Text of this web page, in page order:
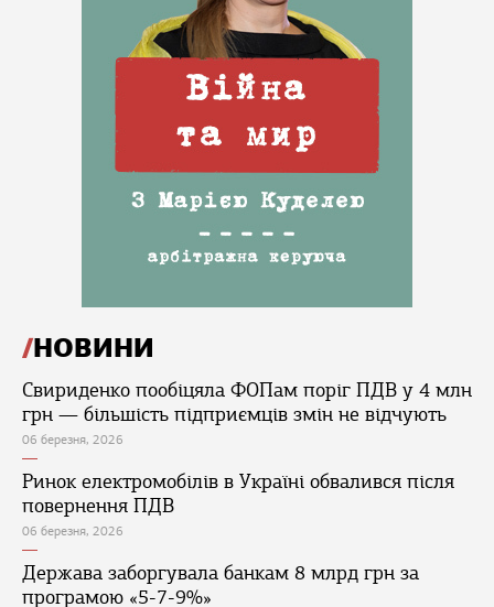
НОВИНИ
Свириденко пообіцяла ФОПам поріг ПДВ у 4 млн
грн — більшість підприємців змін не відчують
06 березня, 2026
Ринок електромобілів в Україні обвалився після
повернення ПДВ
06 березня, 2026
Держава заборгувала банкам 8 млрд грн за
програмою «5-7-9%»